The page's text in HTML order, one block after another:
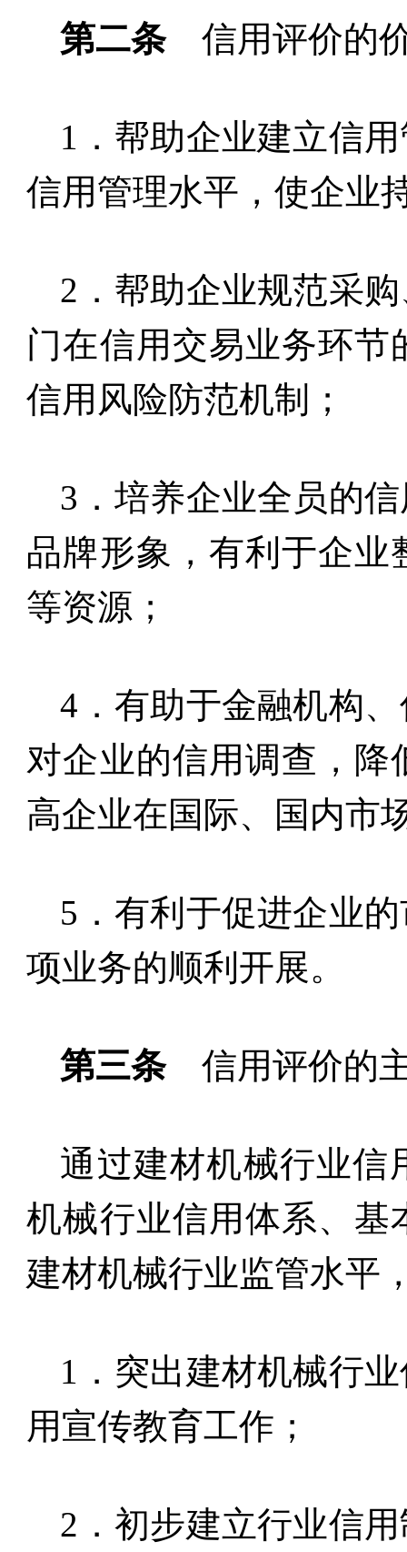
第二条信用评价的
1
．帮助企业建立信
信用管理水平，使企业
2 ．帮助企业规范采
门在信用交易业务环
信用风险防范机制；
3 ．培养企业全员的
品牌形象，有利于企
等资源；
4 ．有助于金融机构
对企业的信用调查，
高企业在国际、国内市
5 ．有利于促进企业
项业务的顺利开展。
第三条信用评价的
通过建材机械行业信
机械行业信用体系、基
建材机械行业监管水平
1
．突出建材机械行
用宣传教育工作；
2 ．初步建立行业信